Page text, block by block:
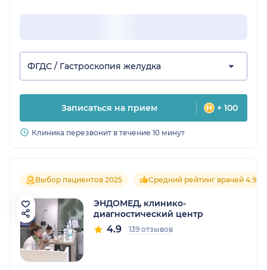
ФГДС / Гастроскопия желудка
Записаться на прием + 100
Клиника перезвонит в течение 10 минут
Выбор пациентов 2025 Средний рейтинг врачей 4.9
ЭНДОМЕД, клинико-
диагностический центр
4.9 139 отзывов